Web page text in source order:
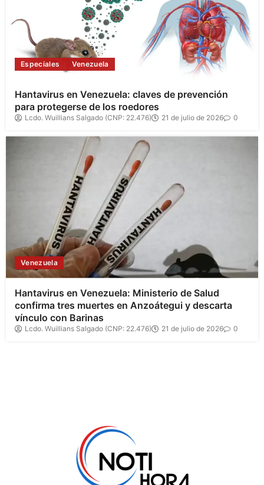
Especiales Venezuela
Hantavirus en Venezuela: claves de prevención
para protegerse de los roedores
Lcdo. Wuillians Salgado (CNP: 22.476) 21 de julio de 2026 0
Venezuela
Hantavirus en Venezuela: Ministerio de Salud
confirma tres muertes en Anzoátegui y descarta
vínculo con Barinas
Lcdo. Wuillians Salgado (CNP: 22.476) 21 de julio de 2026 0